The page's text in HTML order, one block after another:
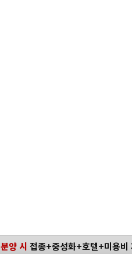
분양 시 접종+중성화+호텔+미용비